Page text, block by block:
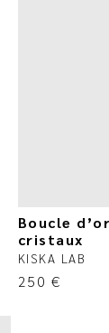
Boucle
cristaux
KISKA LAB
250 €